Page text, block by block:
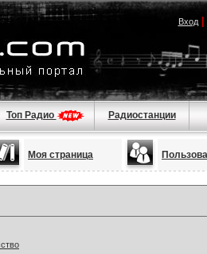
Вход|
Топ Радио Радиостанции
Моя страница